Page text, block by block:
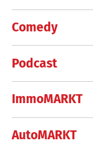
Comedy
Podcast
ImmoMARKT
AutoMARKT